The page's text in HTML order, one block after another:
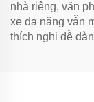
nhà riêng, văn
xe đa năng vẫn
thích nghi dễ